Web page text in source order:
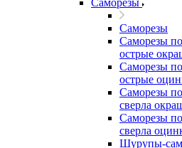
Саморезы
Саморезы
Саморезы
острые
Саморезы
острые
Саморезы
сверла
Саморезы
сверла
Шурупы-